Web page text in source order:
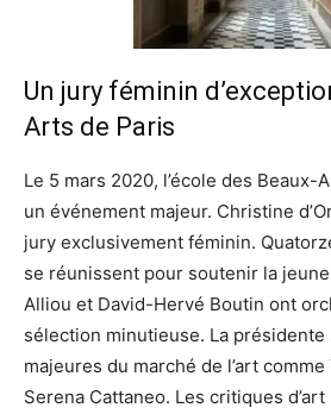
Un jury féminin
Arts de Paris
Le 5 mars 2020, l’école des Beaux-
un événement majeur. Christine
jury exclusivement féminin.
se réunissent pour soutenir la
Alliou et David-Hervé Boutin ont
sélection minutieuse. La présidente
majeures du marché de l’art
Serena Cattaneo. Les critiques